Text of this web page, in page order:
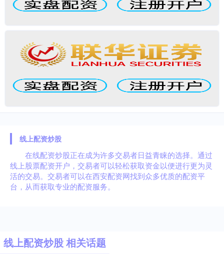
线上配资炒股
在线配资炒股正在成为许多交易者日益青睐的选择。通过
线上股票配资开户，交易者可以轻松获取资金以便进行更为灵
活的交易。交易者可以在西安配资网找到众多优质的配资平
台，从而获取专业的配资服务。
线上配资炒股 相关话题